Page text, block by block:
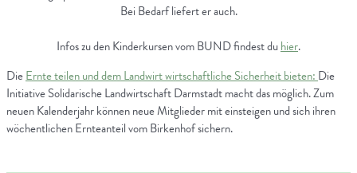
Bei Bedarf liefert er auch.
Infos zu den Kinderkursen vom BUND findest duhier.
DieErnte teilen und dem Landwirt wirtschaftliche Sicherheit bieten: Die
Initiative Solidarische Landwirtschaft Darmstadt macht das möglich. Zum
neuen Kalenderjahr können neue Mitglieder mit einsteigen und sich ihren
wöchentlichen Ernteanteil vom Birkenhof sichern.